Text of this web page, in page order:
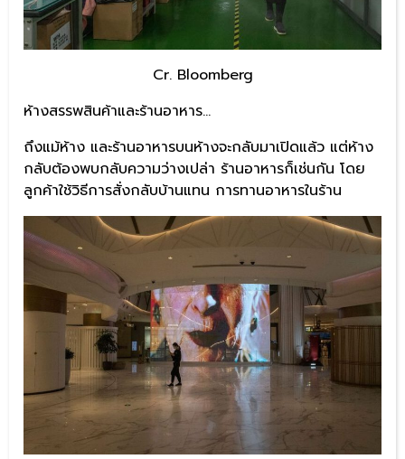
Cr. Bloomberg
ห้างสรรพสินค้าและร้านอาหาร…
ถึงแม้ห้าง และร้านอาหารบนห้างจะกลับมาเปิดแล้ว แต่ห้าง
กลับต้องพบกลับความว่างเปล่า ร้านอาหารก็เช่นกัน โดย
ลูกค้าใช้วิธีการสั่งกลับบ้านแทน การทานอาหารในร้าน